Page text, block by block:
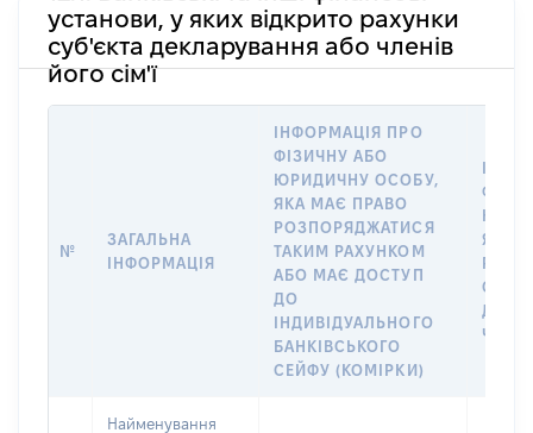
установи, у яких відкрито рахунки
суб'єкта декларування або членів
його сім'ї
№
ЗАГАЛЬНА
ІНФОРМАЦІЯ
ІНФОРМАЦІЯ ПРО
ФІЗИЧНУ АБО
ЮРИДИЧНУ ОСОБУ,
ЯКА МАЄ ПРАВО
РОЗПОРЯДЖАТИСЯ
ТАКИМ РАХУНКОМ
АБО МАЄ ДОСТУП
ДО
ІНДИВІДУАЛЬНОГО
БАНКІВСЬКОГО
СЕЙФУ (КОМІРКИ)
ЯКА
Найменування